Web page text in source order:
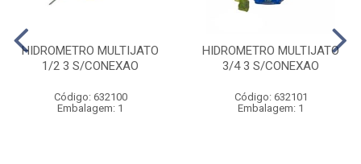
HIDROMETRO MULTIJATO
1/2 3 S/CONEXAO
Código: 632100
Embalagem: 1
HIDROMETRO MULTIJATO
3/4 3 S/CONEXAO
Código: 632101
Embalagem: 1